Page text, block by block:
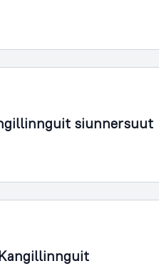
siunnersuut